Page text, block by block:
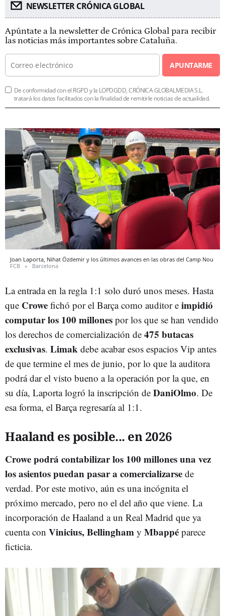
NEWSLETTER CRÓNICA GLOBAL
Apúntate a la newsletter de Crónica Global para recibir
las noticias más importantes sobre Cataluña.
APUNTARME
De conformidad con el RGPD y la LOPDGDD, CRÓNICA GLOBALMEDIA S.L.
tratará los datos facilitados con la finalidad de remitirle noticias de actualidad.
Joan Laporta, Nihat Özdemir y los últimos avances en las obras del Camp Nou
FCB
Barcelona
La entrada en la regla 1:1 solo duró unos meses. Hasta
que Crowe fichó por el Barça como auditor e impidió
computar los 100 millones por los que se han vendido
los derechos de comercialización de 475 butacas
exclusivas. Limak debe acabar esos espacios Vip antes
de que termine el mes de junio, por lo que la auditora
podrá dar el visto bueno a la operación por la que, en
su día, Laporta logró la inscripción de DaniOlmo. De
esa forma, el Barça regresaría al 1:1.
Haaland es posible... en 2026
Crowe podrá contabilizar los 100 millones una vez
los asientos puedan pasar a comercializarse de
verdad. Por este motivo, aún es una incógnita el
próximo mercado, pero no el del año que viene. La
incorporación de Haaland a un Real Madrid que ya
cuenta con Vinicius, Bellingham y Mbappé parece
ficticia.